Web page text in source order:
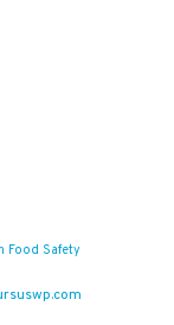
Food Safety